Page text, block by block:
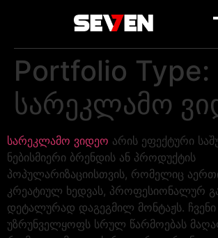
Portfolio Type:
სარეკლამო
სარეკლამო ვიდეო არის ეფექტური
ნებისმიერი ბრენდის ან პროდუქტის
პოპულარიზაციისთვის, რომელიც
კრეატიულ ხედვას, პროფესიონალურ
დეტალურად დაგეგმილ მონტაჟს. ჩვენი
უზრუნველყოფს სრულ წარმოებას